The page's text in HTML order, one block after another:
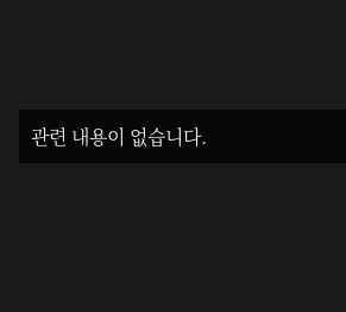
관련 내용이 없습니다.